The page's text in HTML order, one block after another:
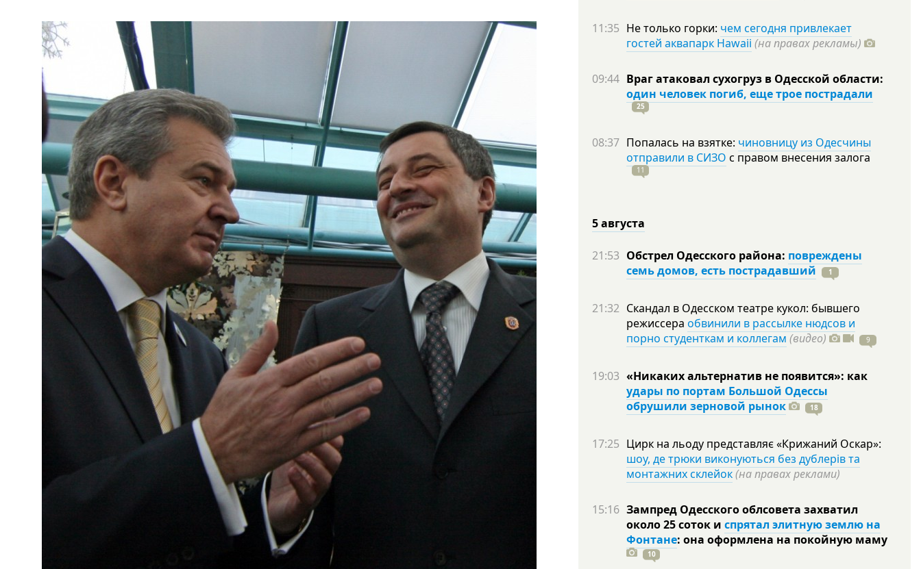
11:35 Не только горки: чем сегодня привлекает
гостей аквапарк Hawaii (на правах рекламы)
09:44 Враг атаковал сухогруз в Одесской области:
один человек погиб, еще трое пострадали
25
08:37 Попалась на взятке: чиновницу из Одесчины
отправили в СИЗО с правом внесения залога
11
5 августа
21:53 Обстрел Одесского района: повреждены
семь домов, есть пострадавший
1
21:32 Скандал в Одесском театре кукол: бывшего
режиссера обвинили в рассылке нюдсов и
порно студенткам и коллегам (видео) 9
19:03 «Никаких альтернатив не появится»: как
удары по портам Большой Одессы
обрушили зерновой рынок
18
17:25 Цирк на льоду представляє «Крижаний Оскар»:
шоу, де трюки виконуються без дублерів та
монтажних склейок(на правах реклами)
15:16 Зампред Одесского облсовета захватил
около 25 соток и спрятал элитную землю на
Фонтане: она оформлена на покойную маму
10